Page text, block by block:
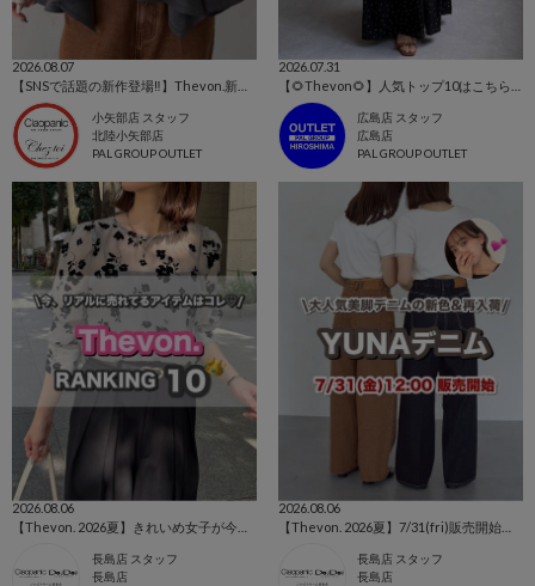
2026.08.07
小矢部店 スタッフ
北陸小矢部店
PAL GROUP OUTLET
2026.07.31
広島店 スタッフ
広島店
PAL GROUP OUTLET
2026.08.06
長島店 スタッフ
長島店
2026.08.06
【Thevon. 2026夏】7/31(fri)販売開始🔔YUNAデニム新色&新サイズ登場🌷
長島店 スタッフ
長島店